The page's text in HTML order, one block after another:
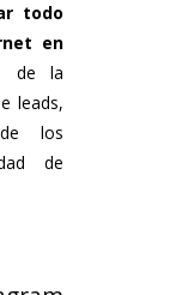
todo
en
de la
leads,
los
de